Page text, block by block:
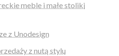
meble i małe stoliki
z Unodesign
z nutą stylu